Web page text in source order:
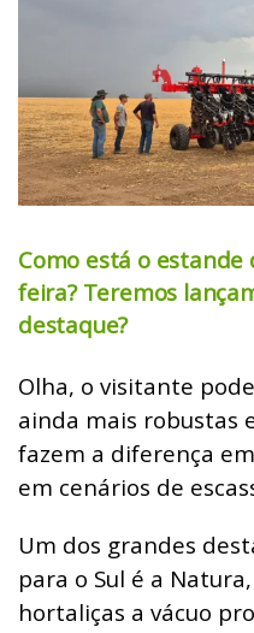
Como está o estande
feira? Teremos
destaque?
Olha, o visitante
ainda mais robustas
fazem a diferença
em cenários de
Um dos grandes
para o Sul é a
hortaliças a vácuo